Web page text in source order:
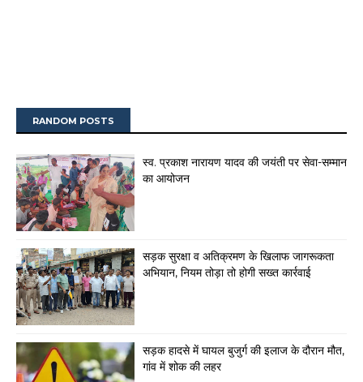
RANDOM POSTS
स्व. प्रकाश नारायण यादव की जयंती पर सेवा-सम्मान
का आयोजन
सड़क सुरक्षा व अतिक्रमण के खिलाफ जागरूकता
अभियान, नियम तोड़ा तो होगी सख्त कार्रवाई
सड़क हादसे में घायल बुजुर्ग की इलाज के दौरान मौत,
गांव में शोक की लहर